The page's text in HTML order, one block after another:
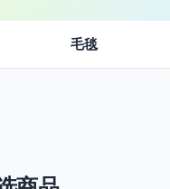
毛毯